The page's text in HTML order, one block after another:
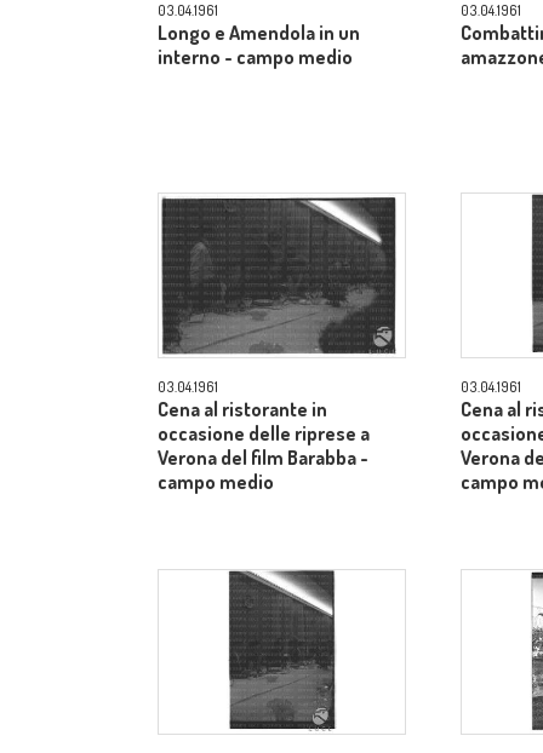
03.04.1961
Longo e Amendola in un
interno - campo medio
03.04.1961
03.04.1961
Cena al ristorante in
occasione delle riprese a
Verona del film Barabba -
campo medio
03.04.1961
Cena al
Verona
campo